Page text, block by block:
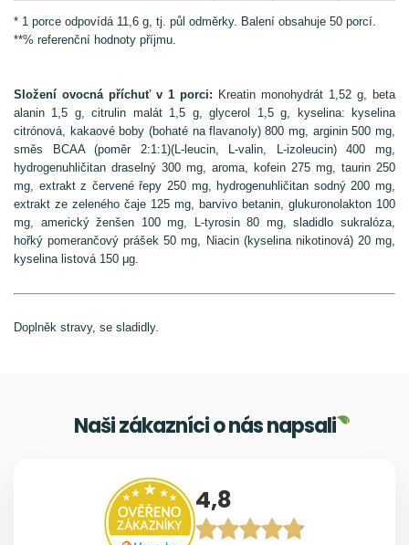
* 1 porce odpovídá 11,6 g, tj. půl odměrky. Balení obsahuje 50 porcí.
**% referenční hodnoty příjmu.
Složení ovocná příchuť v 1 porci: Kreatin monohydrát 1,52 g, beta
alanin 1,5 g, citrulin malát 1,5 g, glycerol 1,5 g, kyselina: kyselina
citrónová, kakaové boby (bohaté na flavanoly) 800 mg, arginin 500 mg,
směs BCAA (poměr 2:1:1)(L-leucin, L-valin, L-izoleucin) 400 mg,
hydrogenuhličitan draselný 300 mg, aroma, kofein 275 mg, taurin 250
mg, extrakt z červené řepy 250 mg, hydrogenuhličitan sodný 200 mg,
extrakt ze zeleného čaje 125 mg, barvivo betanin, glukuronolakton 100
mg, americký ženšen 100 mg, L-tyrosin 80 mg, sladidlo sukralóza,
hořký pomerančový prášek 50 mg, Niacin (kyselina nikotinová) 20 mg,
kyselina listová 150 μg.
Doplněk stravy, se sladidly.
Naši zákazníci o nás napsali
4,8